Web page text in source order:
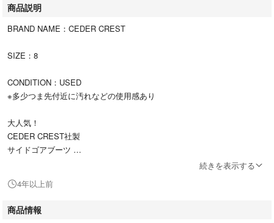
商品説明
BRAND NAME：CEDER CREST
SIZE：8
CONDITION：USED
※多少つま先付近に汚れなどの使用感あり
大人気！
CEDER CREST社製
サイドゴアブーツ
新品定価で買うより安く買いたい。
古着ならではのセンスの良い
こだわりの1品を探していたあなたへ
続きを表示する
4年以上前
商品情報